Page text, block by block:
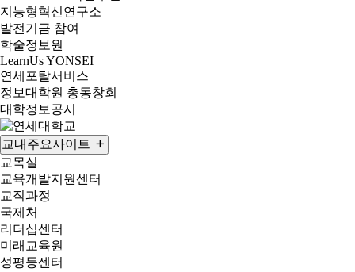
지능형혁신연구소
발전기금 참여
학술정보원
LearnUs YONSEI
연세포탈서비스
정보대학원 총동창회
대학정보공시
교내주요사이트
교목실
교육개발지원센터
교직과정
국제처
리더십센터
미래교육원
성평등센터